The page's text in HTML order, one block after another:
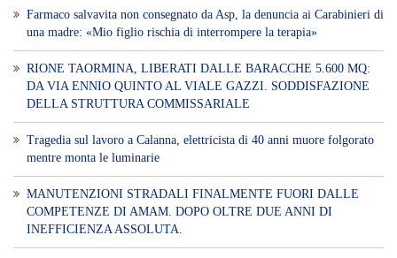
Farmaco salvavita non consegnato da Asp, la denuncia ai Carabinieri di
una madre: «Mio figlio rischia di interrompere la terapia»
RIONE TAORMINA, LIBERATI DALLE BARACCHE 5.600 MQ:
DA VIA ENNIO QUINTO AL VIALE GAZZI. SODDISFAZIONE
DELLA STRUTTURA COMMISSARIALE
Tragedia sul lavoro a Calanna, elettricista di 40 anni muore folgorato
mentre monta le luminarie
MANUTENZIONI STRADALI FINALMENTE FUORI DALLE
COMPETENZE DI AMAM. DOPO OLTRE DUE ANNI DI
INEFFICIENZA ASSOLUTA.